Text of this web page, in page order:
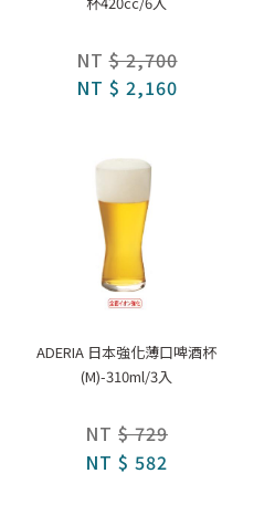
NT $ 2,700
NT $ 2,160
ADERIA 日本強化薄口啤酒杯
(M)-310ml/3入
NT $ 729
NT $ 582